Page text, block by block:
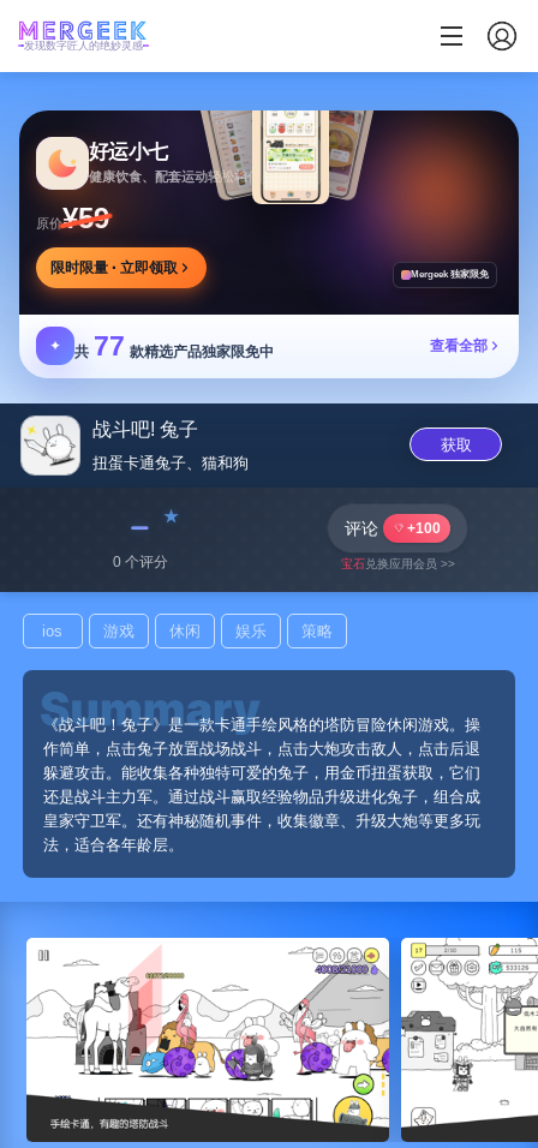
发现数字匠人的绝妙灵感
好运小七
健康饮食、配套运动轻松相伴
原价¥59
限时限量 · 立即领取 Mergeek 独家限免
✦ 共 77 款精选产品独家限免中 查看全部
战斗吧! 兔子
扭蛋卡通兔子、猫和狗
获取
﹣
0 个评分
评论 +100
宝石兑换应用会员 >>
ios 游戏 休闲 娱乐 策略
《战斗吧！兔子》是一款卡通手绘风格的塔防冒险休闲游戏。操
作简单，点击兔子放置战场战斗，点击大炮攻击敌人，点击后退
躲避攻击。能收集各种独特可爱的兔子，用金币扭蛋获取，它们
还是战斗主力军。通过战斗赢取经验物品升级进化兔子，组合成
皇家守卫军。还有神秘随机事件，收集徽章、升级大炮等更多玩
法，适合各年龄层。